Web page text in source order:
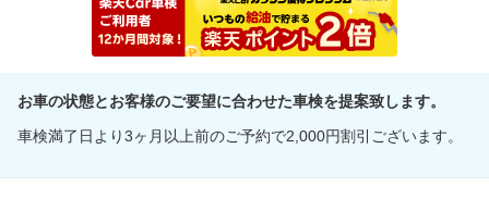
お車の状態とお客様のご要望に合わせた車検を提案致します。
車検満了日より3ヶ月以上前のご予約で2,000円割引ございます。